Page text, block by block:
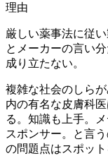
理由
厳しい薬事法に従
とメーカーの言い
成り立たない。
複雑な社会のしら
内の有名な皮膚科
る。知識も上手。
スポンサー。と言
の問題点はスポット